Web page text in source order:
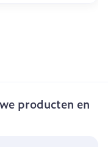
producten en